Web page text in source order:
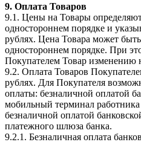
9. Оплата Товаров
9.1. Цены на Товары
одностороннем порядке и
рублях. Цена Товара может
одностороннем порядке. При
Покупателем Товар изменению
9.2. Оплата Товаров
рублях. Для Покупателя
оплаты: безналичной оплатой
мобильный терминал
безналичной оплатой
платежного шлюза банка.
9.2.1. Безналичная оплата